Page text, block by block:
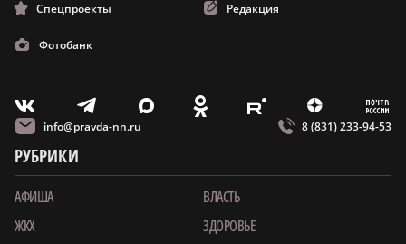
Спецпроекты Редакция
Фотобанк
V T X O E Z m
info@pravda-nn.ru 8 (831) 233-94-53
РУБРИКИ
АФИША
ВЛАСТЬ
ЖКХ
ЗДОРОВЬЕ